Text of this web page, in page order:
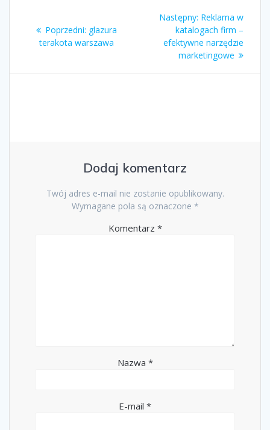
wpisu
Poprzedni: Poprzedni
wpis:
glazura
terakota warszawa
Następny: Następny
wpis:
Reklama w
katalogach firm –
efektywne narzędzie
marketingowe
Dodaj komentarz
Twój adres e-mail nie zostanie opublikowany.
Wymagane pola są oznaczone *
Komentarz *
Nazwa *
E-mail *